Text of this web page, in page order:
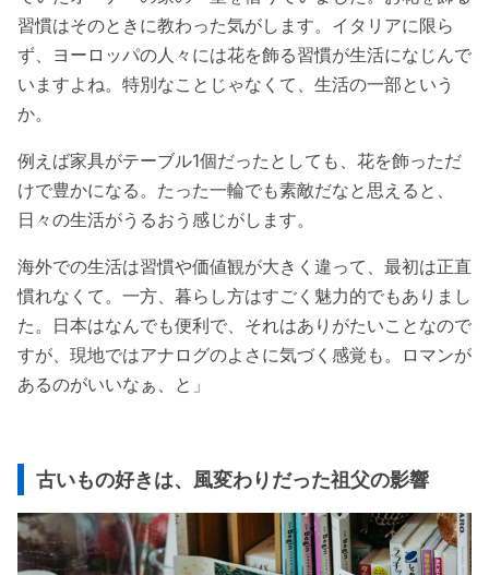
習慣はそのときに教わった気がします。イタリアに限ら
ず、ヨーロッパの人々には花を飾る習慣が生活になじんで
いますよね。特別なことじゃなくて、生活の一部という
か。
例えば家具がテーブル1個だったとしても、花を飾っただ
けで豊かになる。たった一輪でも素敵だなと思えると、
日々の生活がうるおう感じがします。
海外での生活は習慣や価値観が大きく違って、最初は正直
慣れなくて。一方、暮らし方はすごく魅力的でもありまし
た。日本はなんでも便利で、それはありがたいことなので
すが、現地ではアナログのよさに気づく感覚も。ロマンが
あるのがいいなぁ、と」
古いもの好きは、風変わりだった祖父の影響